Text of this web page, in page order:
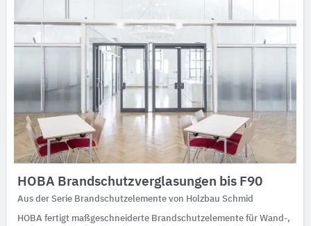
HOBA Brandschutzverglasungen bis F90
Aus der Serie Brandschutzelemente von Holzbau Schmid
HOBA fertigt maßgeschneiderte Brandschutzelemente für Wand-,